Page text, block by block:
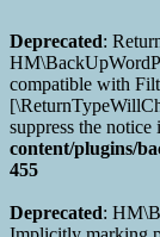
Deprecated:
compatible with
suppress the notice
content/plugins/
455
Deprecated: